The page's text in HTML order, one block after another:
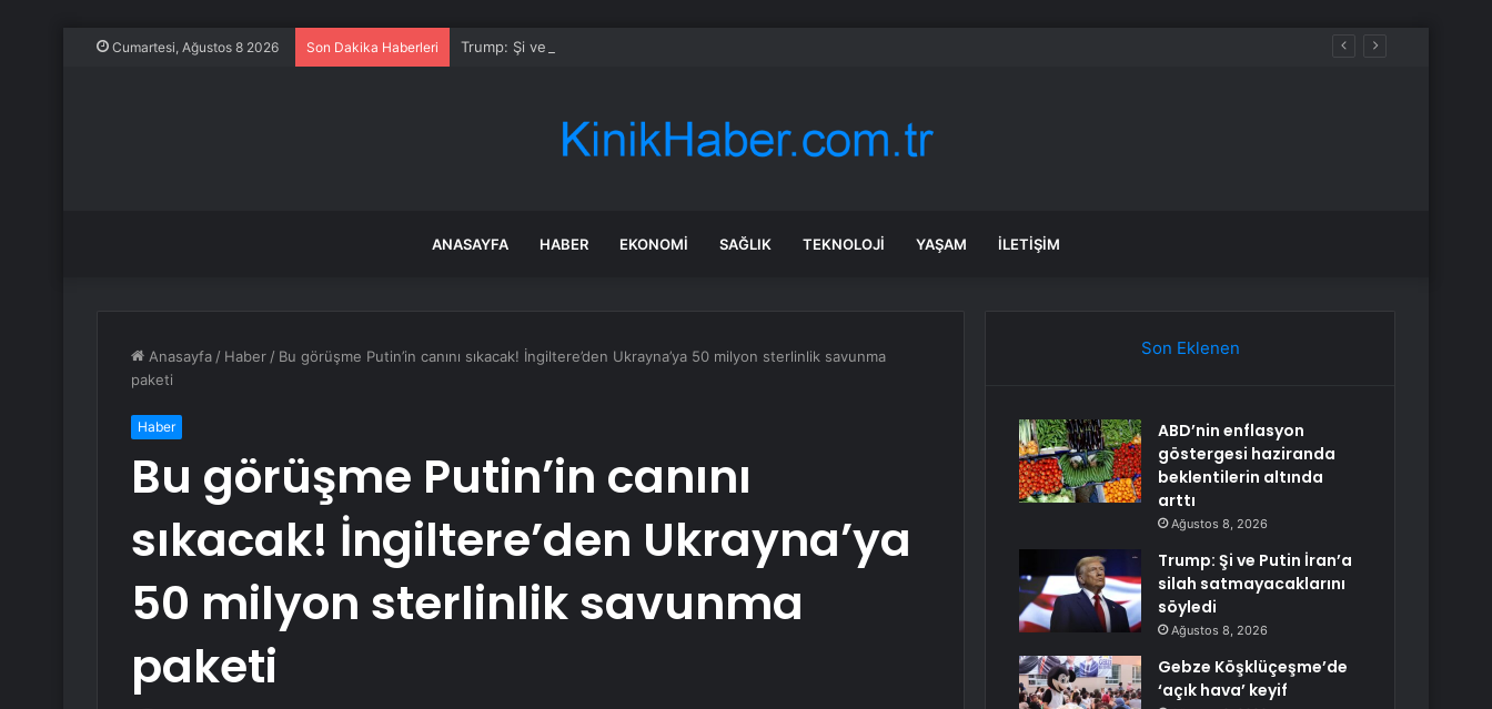
Cumartesi, Ağustos 8 2026 Son Dakika Haberleri Trump: Şi ve Putin İran’a silah satmayacaklarını söyledi
ANASAYFA HABER EKONOMI SAĞLIK TEKNOLOJI YAŞAM İLETIŞIM
Anasayfa / Haber / Bu görüşme Putin’in canını sıkacak! İngiltere’den Ukrayna’ya 50 milyon sterlinlik savunma
paketi
Haber
Bu görüşme Putin’in canını
sıkacak! İngiltere’den Ukrayna’ya
50 milyon sterlinlik savunma
paketi
Son Eklenen
ABD’nin enflasyon
göstergesi haziranda
beklentilerin altında
arttı
Ağustos 8, 2026
Trump: Şi ve Putin İran’a
silah satmayacaklarını
söyledi
Ağustos 8, 2026
Gebze Köşklüçeşme’de
‘açık hava’ keyif